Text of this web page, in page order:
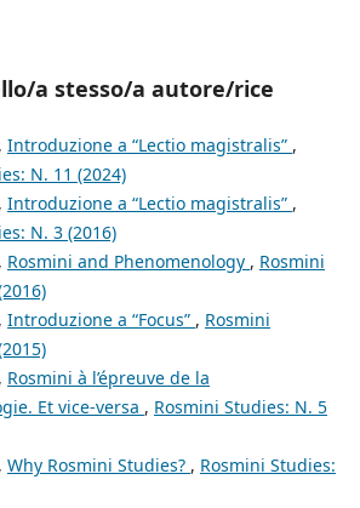
a stesso/a autore/rice
Introduzione a “Lectio magistralis” ,
N. 11 (2024)
Introduzione a “Lectio magistralis” ,
N. 3 (2016)
Rosmini and Phenomenology , Rosmini
Introduzione a “Focus” , Rosmini
Rosmini à l’épreuve de la
Et vice-versa , Rosmini Studies: N. 5
Why Rosmini Studies? , Rosmini Studies: